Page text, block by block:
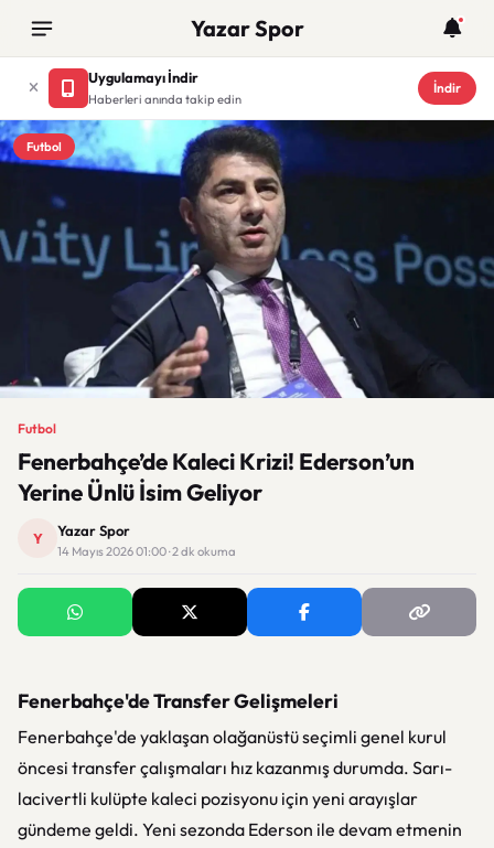
Yazar Spor
Uygulamayı İndir
Haberleri anında takip edin
İndir
Futbol
Futbol
Fenerbahçe’de Kaleci Krizi! Ederson’un
Yerine Ünlü İsim Geliyor
Y Yazar Spor
14 Mayıs 2026 01:00 · 2 dk okuma
Fenerbahçe'de Transfer Gelişmeleri
Fenerbahçe'de yaklaşan olağanüstü seçimli genel kurul
öncesi transfer çalışmaları hız kazanmış durumda. Sarı-
lacivertli kulüpte kaleci pozisyonu için yeni arayışlar
gündeme geldi. Yeni sezonda Ederson ile devam etmenin